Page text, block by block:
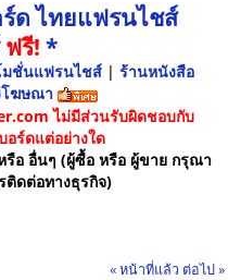
ด ไทยแฟรนไชส์
ฟรี! *
มชั่นแฟรนไชส์ | ร้านหนังสือ
โฆษณา
ไม่มีส่วนรับผิดชอบกับ
อร์ดแต่อย่างใด
รือ อื่นๆ (ผู้ซื้อ หรือ ผู้ขาย กรุณา
ดต่อทางธุรกิจ)
« หน้าที่แล้ว ต่อไป »